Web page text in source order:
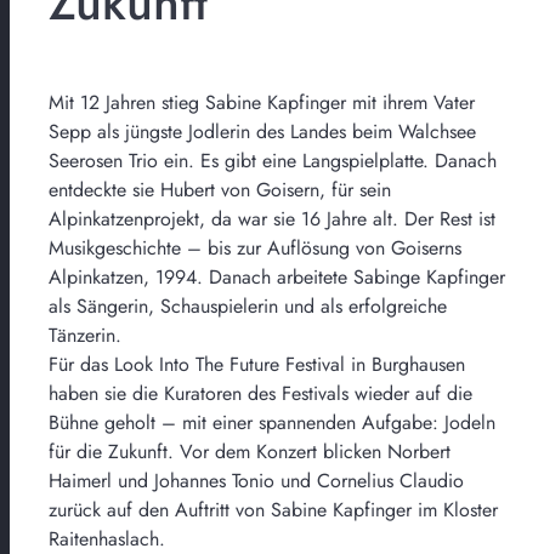
Mit 12 Jahren stieg Sabine Kapfinger mit ihrem Vater
Sepp als jüngste Jodlerin des Landes beim Walchsee
Seerosen Trio ein. Es gibt eine Langspielplatte. Danach
entdeckte sie Hubert von Goisern, für sein
Alpinkatzenprojekt, da war sie 16 Jahre alt. Der Rest ist
Musikgeschichte – bis zur Auflösung von Goiserns
Alpinkatzen, 1994. Danach arbeitete Sabinge Kapfinger
als Sängerin, Schauspielerin und als erfolgreiche
Tänzerin.
Für das Look Into The Future Festival in Burghausen
haben sie die Kuratoren des Festivals wieder auf die
Bühne geholt – mit einer spannenden Aufgabe: Jodeln
für die Zukunft. Vor dem Konzert blicken Norbert
Haimerl und Johannes Tonio und Cornelius Claudio
zurück auf den Auftritt von Sabine Kapfinger im Kloster
Raitenhaslach.